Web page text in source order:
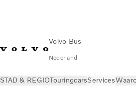
Volvo Bus
Nederland
STAD & REGIOTouringcarsServices